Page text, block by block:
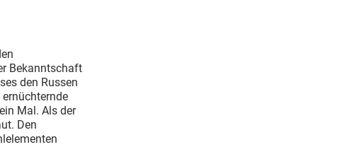
Bekanntschaft
den Russen
Mal. Als der
Den